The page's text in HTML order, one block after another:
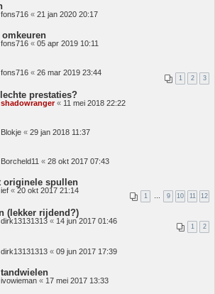
fons716 « 21 jan 2020 20:17
fons716 « 05 apr 2019 10:11
fons716 « 26 mar 2019 23:44
1 2 3
prestaties?
shadowranger« 11 mei 2018 22:22
Blokje « 29 jan 2018 11:37
Borcheld11 « 28 okt 2017 07:43
originele spullen
ief « 20 okt 2017 21:14
1 … 9 10 11 12
(lekker rijdend?)
dirk13131313 « 14 jun 2017 01:46
1 2
dirk13131313 « 09 jun 2017 17:39
ivowieman « 17 mei 2017 13:33